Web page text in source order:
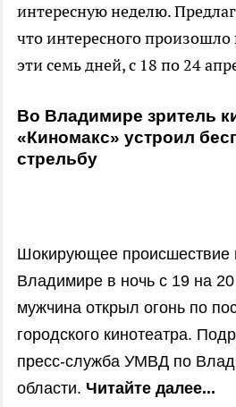
интересную неделю.
что интересного произошло
эти семь дней, с 18 по 24
Во Владимире зритель
«Киномакс» устроил
стрельбу
Шокирующее происшествие
Владимире в ночь с 19 на
мужчина открыл огонь по
городского кинотеатра.
пресс-служба УМВД по
области. Читайте далее...